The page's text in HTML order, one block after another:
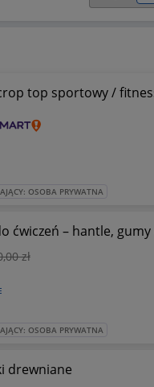
top sportowy /
OSOBA PRYWATNA
ćwiczeń – hantle,
,00 zł
OSOBA PRYWATNA
drewniane